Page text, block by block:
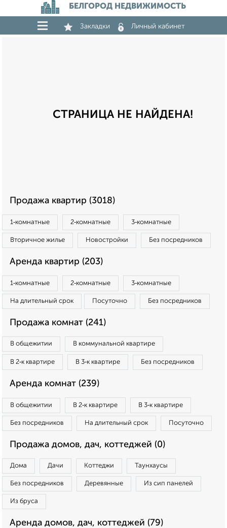
БЕЛГОРОД НЕДВИЖИМОСТЬ
Закладки Личный кабинет
СТРАНИЦА НЕ НАЙДЕНА!
Продажа квартир (3018)
1‑комнатные 2‑комнатные 3‑комнатные
Вторичное жилье Новостройки Без посредников
Аренда квартир (203)
1‑комнатные 2‑комнатные 3‑комнатные
На длительный срок Посуточно Без посредников
Продажа комнат (241)
В общежитии В коммунальной квартире
В 2‑к квартире В 3‑к квартире Без посредников
Аренда комнат (239)
В общежитии В 2‑к квартире В 3‑к квартире
Без посредников На длительный срок Посуточно
Продажа домов, дач, коттеджей (0)
Дома Дачи Коттеджи Таунхаусы
Без посредников Деревянные Из сип панелей
Из бруса
Аренда домов, дач, коттеджей (79)